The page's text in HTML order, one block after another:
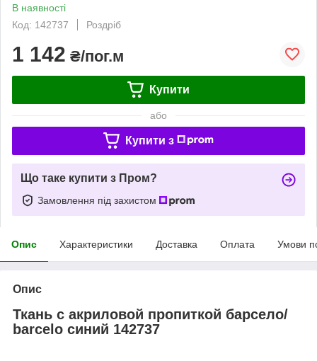
В наявності
Код: 142737
Роздріб
1 142 ₴/пог.м
Купити
або
Купити з
Що таке купити з Пром?
Замовлення під захистом
Опис Характеристики Доставка Оплата Умови
Опис
Ткань с акриловой пропиткой барсело/
barcelo синий 142737